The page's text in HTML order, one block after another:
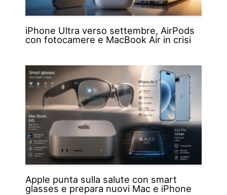
iPhone Ultra verso settembre, AirPods
con fotocamere e MacBook Air in crisi
Apple punta sulla salute con smart
glasses e prepara nuovi Mac e iPhone